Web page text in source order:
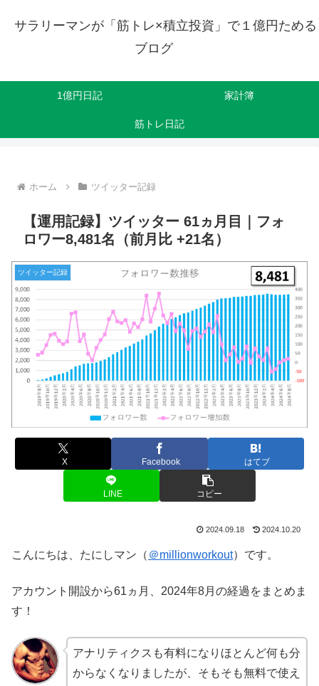
サラリーマンが「筋トレ×積立投資」で１億円ためる
ブログ
1億円日記 家計簿
筋トレ日記
ホーム ツイッター記録
【運用記録】ツイッター 61ヵ月目｜フォ
ロワー8,481名（前月比 +21名）
ツイッター記録
X Facebook はてブ
LINE コピー
2024.09.18 2024.10.20
こんにちは、たにしマン（ ＠millionworkout）です。
アカウント開設から61ヵ月、2024年8月の経過をまとめま
す！
アナリティクスも有料になりほとんど何も分
からなくなりましたが、そもそも無料で使え